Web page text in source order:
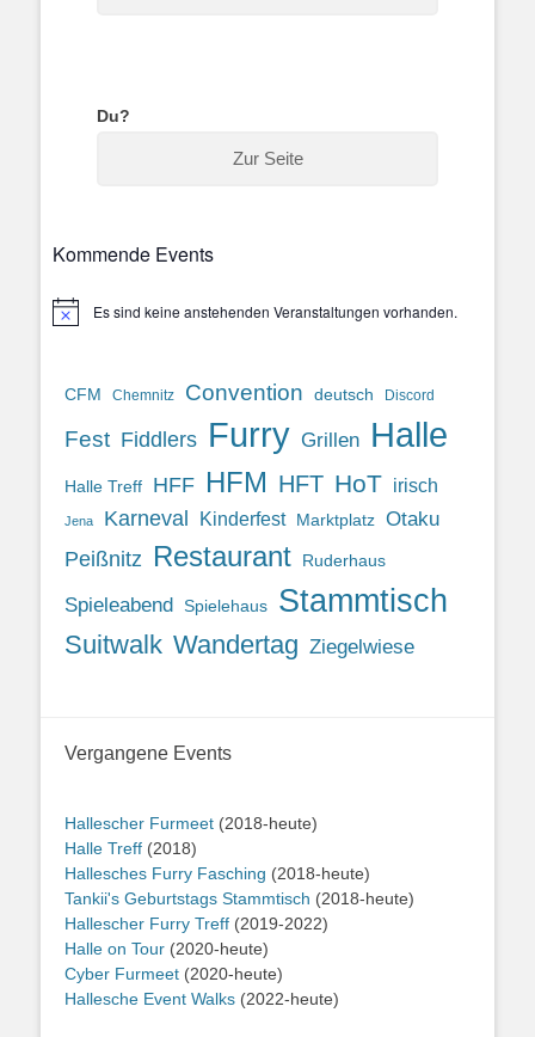
Du?
Zur Seite
Kommende Events
HinweisEs sind keine anstehenden Veranstaltungen vorhanden.
CFM Chemnitz Convention deutsch Discord
Fest Fiddlers Furry Grillen Halle
Halle Treff HFF HFM HFT HoT irisch
Jena Karneval Kinderfest Marktplatz Otaku
Peißnitz Restaurant Ruderhaus
Spieleabend Spielehaus Stammtisch
Suitwalk Wandertag Ziegelwiese
Vergangene Events
Hallescher Furmeet (2018-heute)
Halle Treff (2018)
Hallesches Furry Fasching (2018-heute)
Tankii's Geburtstags Stammtisch (2018-heute)
Hallescher Furry Treff (2019-2022)
Halle on Tour (2020-heute)
Cyber Furmeet (2020-heute)
Hallesche Event Walks (2022-heute)